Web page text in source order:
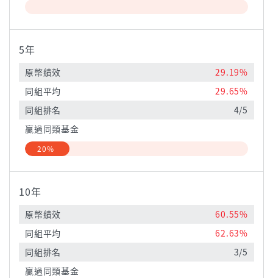
5年
原幣績效
29.19%
同組平均
29.65%
同組排名
4/5
贏過同類基金
20%
10年
原幣績效
60.55%
同組平均
62.63%
同組排名
3/5
贏過同類基金